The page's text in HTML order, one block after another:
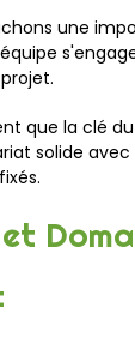
une
que la clé
solide